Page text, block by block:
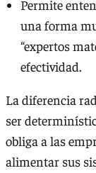
Permite
una forma
“expertos
efectividad.
La diferencia
ser
obliga a las
alimentar sus